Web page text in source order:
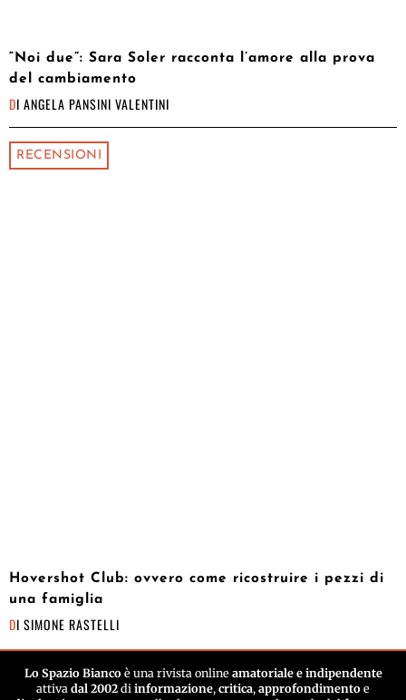
“Noi due”: Sara Soler racconta l’amore alla prova
del cambiamento
DI ANGELA PANSINI VALENTINI
RECENSIONI
Hovershot Club: ovvero come ricostruire i pezzi di
una famiglia
DI SIMONE RASTELLI
Lo Spazio Biancoè una rivista online amatoriale e indipendente
attiva dal 2002 di informazione, critica, approfondimento e